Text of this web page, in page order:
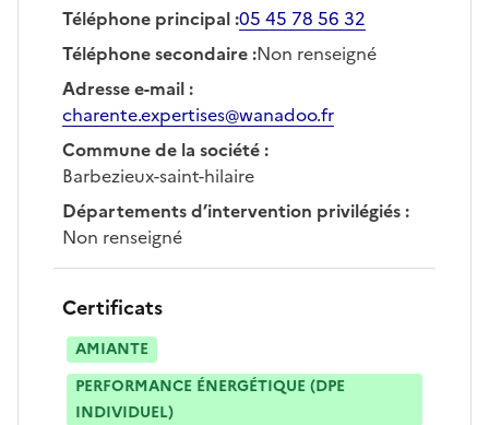
Téléphone principal:05 45 78 56 32
Téléphone secondaire:Non renseigné
Adresse e-mail:
charente.expertises@wanadoo.fr
Commune de la société:
Barbezieux-saint-hilaire
Départements d’intervention privilégiés:
Non renseigné
Certificats
AMIANTE
PERFORMANCE ÉNERGÉTIQUE (DPE
INDIVIDUEL)